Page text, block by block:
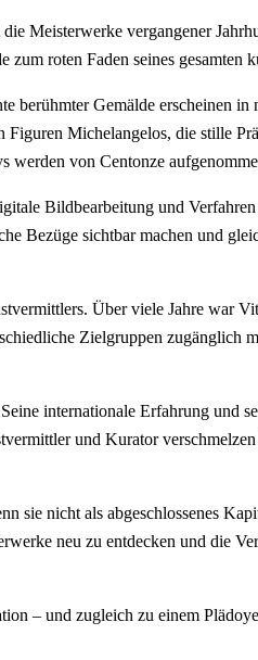
Meisterwerke vergangener
roten Faden seines gesamten
berühmter Gemälde erscheinen
Michelangelos, die stille
von Centonze
Bildbearbeitung und
Bezüge sichtbar machen und
Über viele Jahre war
Zielgruppen zugänglich
internationale Erfahrung und
und Kurator
sie nicht als abgeschlossenes
neu zu entdecken und die
– und zugleich zu einem